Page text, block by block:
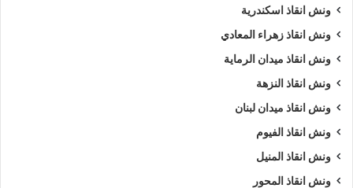
ونش انقاذ اسكندرية
ونش انقاذ زهراء المعادي
ونش انقاذ ميدان الرماية
ونش انقاذ النزهة
ونش انقاذ ميدان لبنان
ونش انقاذ الفيوم
ونش انقاذ المنيل
ونش انقاذ المحور